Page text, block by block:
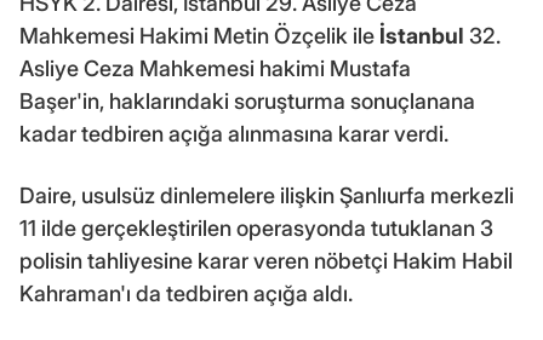
Mahkemesi Hakimi Metin Özçelik ile İstanbul 32.
Asliye Ceza Mahkemesi hakimi Mustafa
Başer'in, haklarındaki soruşturma sonuçlanana
kadar tedbiren açığa alınmasına karar verdi.
Daire, usulsüz dinlemelere ilişkin Şanlıurfa merkezli
11 ilde gerçekleştirilen operasyonda tutuklanan 3
polisin tahliyesine karar veren nöbetçi Hakim Habil
Kahraman'ı da tedbiren açığa aldı.